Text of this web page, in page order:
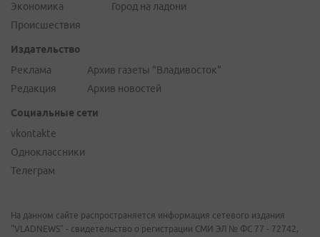
Экономика
Происшествия
Город на ладони
Издательство
Реклама
Редакция
Архив газеты "Владивосток"
Архив новостей
Социальные сети
vkontakte
Одноклассники
Телеграм
На данном сайте распространяется информация сетевого издания
"VLADNEWS" - свидетельство о регистрации СМИ ЭЛ № ФС 77 - 72742,